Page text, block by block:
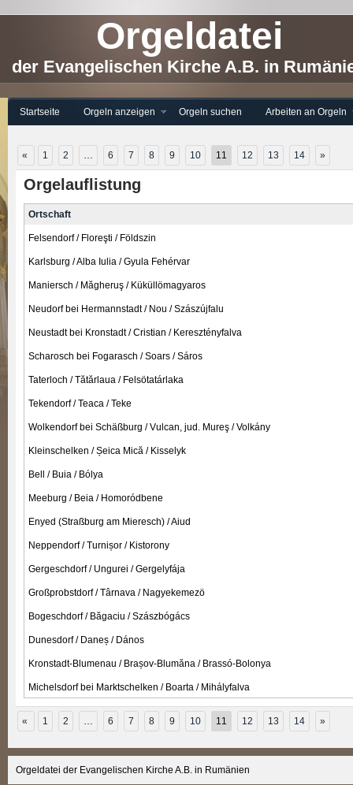
Orgeldatei
der Evangelischen Kirche A.B. in
Startseite Orgeln anzeigen Orgeln suchen Arbeiten an Orgeln
« 1 2 … 6 7 8 9 10 11 12 13 14 »
Orgelauflistung
Ortschaft
Felsendorf / Floreşti / Földszin
Karlsburg / Alba Iulia / Gyula Fehérvar
Maniersch / Măgheruş / Küküllömagyaros
Neudorf bei Hermannstadt / Nou / Szászújfalu
Neustadt bei Kronstadt / Cristian / Keresztényfalva
Scharosch bei Fogarasch / Soars / Sáros
Taterloch / Tătărlaua / Felsötatárlaka
Tekendorf / Teaca / Teke
Wolkendorf bei Schäßburg / Vulcan, jud. Mureş / Volkány
Kleinschelken / Șeica Mică / Kisselyk
Bell / Buia / Bólya
Meeburg / Beia / Homoródbene
Enyed (Straßburg am Mieresch) / Aiud
Neppendorf / Turnișor / Kistorony
Gergeschdorf / Ungurei / Gergelyfája
Großprobstdorf / Târnava / Nagyekemezö
Bogeschdorf / Băgaciu / Szászbógács
Dunesdorf / Daneș / Dános
Kronstadt-Blumenau / Brașov-Blumăna / Brassó-Bolonya
Michelsdorf bei Marktschelken / Boarta / Mihályfalva
« 1 2 … 6 7 8 9 10 11 12 13 14 »
Orgeldatei der Evangelischen Kirche A.B. in Rumänien